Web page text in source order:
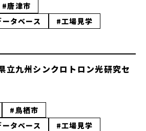
#唐津市
タベース
#工場見学
立九州シンクロトロン光研究セ
#鳥栖市
タベース
#工場見学